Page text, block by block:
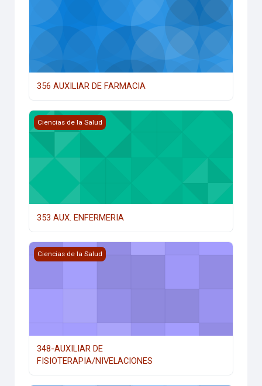
356 AUXILIAR DE FARMACIA
353 AUX. ENFERMERIA
Ciencias de la Salud
353 AUX. ENFERMERIA
348-AUXILIAR DE FISIOTERAPIA/NIVELACIONES
Ciencias de la Salud
348-AUXILIAR DE
FISIOTERAPIA/NIVELACIONES